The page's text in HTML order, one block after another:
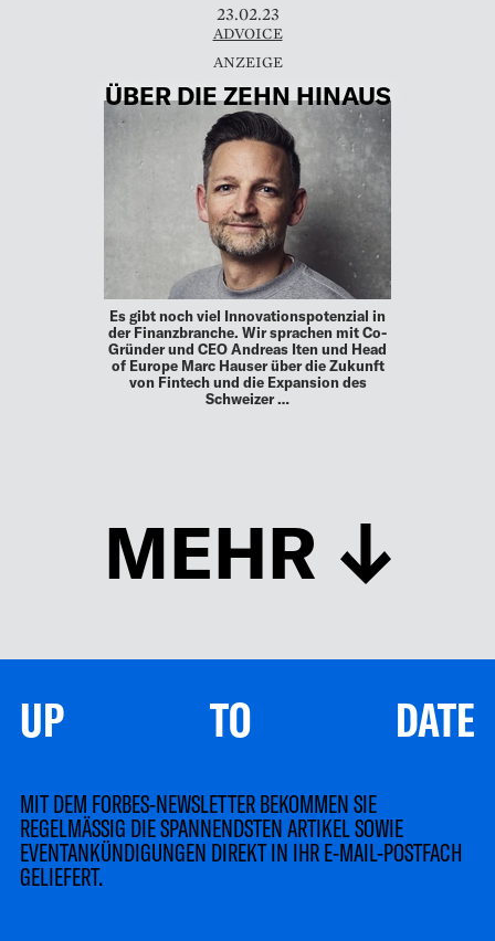
23.02.23
ADVOICE
ÜBER DIE ZEHN HINAUS
Es gibt noch viel Innovationspotenzial in
der Finanzbranche. Wir sprachen mit Co-
Gründer und CEO Andreas Iten und Head
of Europe Marc Hauser über die Zukunft
von Fintech und die Expansion des
Schweizer …
MEHR
UP TO DATE
MIT DEM FORBES-NEWSLETTER BEKOMMEN SIE
REGELMÄSSIG DIE SPANNENDSTEN ARTIKEL SOWIE
EVENTANKÜNDIGUNGEN DIREKT IN IHR E-MAIL-POSTFACH
GELIEFERT.